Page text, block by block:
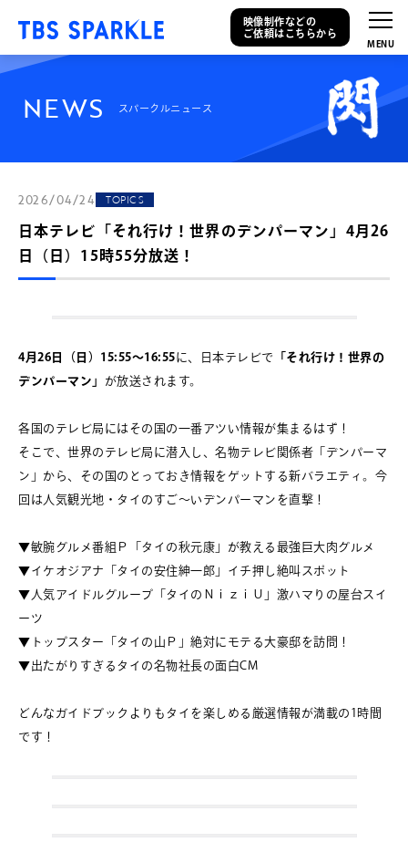
映像制作などの
ご依頼はこちらから
NEWS スパークルニュース
2026/04/24 TOPICS
日本テレビ「それ行け！世界のデンパーマン」4月26
日（日）15時55分放送！
4月26日（日）15:55～16:55に、日本テレビで
「それ行け！世界の
デンパーマン」
が放送されます。
各国のテレビ局にはその国の一番アツい情報が集まるはず！
そこで、世界のテレビ局に潜入し、名物テレビ関係者「デンパーマ
ン」から、その国のとっておき情報をゲットする新バラエティ。今
回は人気観光地・タイのすご〜いデンパーマンを直撃！
▼敏腕グルメ番組Ｐ「タイの秋元康」が教える最強巨大肉グルメ
▼イケオジアナ「タイの安住紳一郎」イチ押し絶叫スポット
▼人気アイドルグループ「タイのＮｉｚｉＵ」激ハマりの屋台スイ
ーツ
▼トップスター「タイの山Ｐ」絶対にモテる大豪邸を訪問！
▼出たがりすぎるタイの名物社長の面白CM
どんなガイドブックよりもタイを楽しめる厳選情報が満載の1時間
です！